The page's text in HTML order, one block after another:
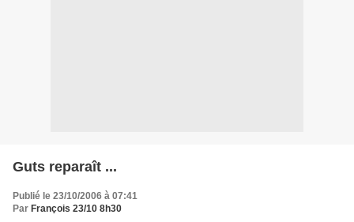
Guts reparaît ...
Publié le 23/10/2006 à 07:41
Par François 23/10 8h30